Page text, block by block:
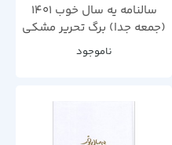
سالنامه یه سال خوب 1401
(جمعه جدا) برگ تحریر مشکی
ناموجود